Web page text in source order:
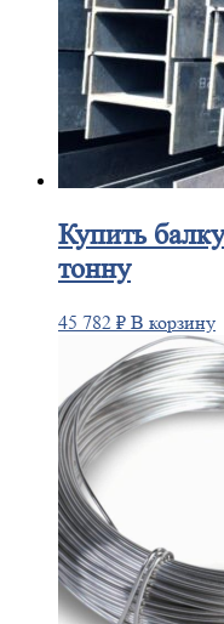
Купить
тонну
45 782 ₽ В корзину